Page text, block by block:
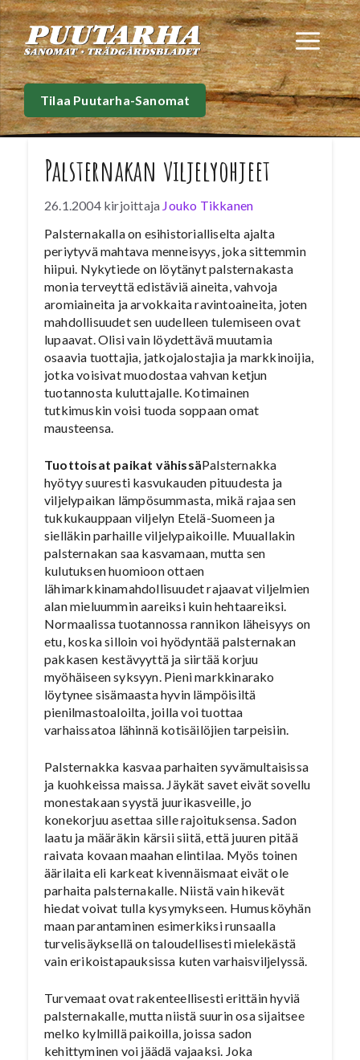
Siirry
sisältöön
Tilaa Puutarha-Sanomat
Palsternakan viljelyohjeet
26.1.2004 kirjoittaja Jouko Tikkanen
Palsternakalla on esihistorialliselta ajalta
periytyvä mahtava menneisyys, joka sittemmin
hiipui. Nykytiede on löytänyt palsternakasta
monia terveyttä edistäviä aineita, vahvoja
aromiaineita ja arvokkaita ravintoaineita, joten
mahdollisuudet sen uudelleen tulemiseen ovat
lupaavat. Olisi vain löydettävä muutamia
osaavia tuottajia, jatkojalostajia ja markkinoijia,
jotka voisivat muodostaa vahvan ketjun
tuotannosta kuluttajalle. Kotimainen
tutkimuskin voisi tuoda soppaan omat
mausteensa.
Tuottoisat paikat vähissäPalsternakka
hyötyy suuresti kasvukauden pituudesta ja
viljelypaikan lämpösummasta, mikä rajaa sen
tukkukauppaan viljelyn Etelä-Suomeen ja
sielläkin parhaille viljelypaikoille. Muuallakin
palsternakan saa kasvamaan, mutta sen
kulutuksen huomioon ottaen
lähimarkkinamahdollisuudet rajaavat viljelmien
alan mieluummin aareiksi kuin hehtaareiksi.
Normaalissa tuotannossa rannikon läheisyys on
etu, koska silloin voi hyödyntää palsternakan
pakkasen kestävyyttä ja siirtää korjuu
myöhäiseen syksyyn. Pieni markkinarako
löytynee sisämaasta hyvin lämpöisiltä
pienilmastoaloilta, joilla voi tuottaa
varhaissatoa lähinnä kotisäilöjien tarpeisiin.
Palsternakka kasvaa parhaiten syvämultaisissa
ja kuohkeissa maissa. Jäykät savet eivät sovellu
monestakaan syystä juurikasveille, jo
konekorjuu asettaa sille rajoituksensa. Sadon
laatu ja määräkin kärsii siitä, että juuren pitää
raivata kovaan maahan elintilaa. Myös toinen
äärilaita eli karkeat kivennäismaat eivät ole
parhaita palsternakalle. Niistä vain hikevät
hiedat voivat tulla kysymykseen. Humusköyhän
maan parantaminen esimerkiksi runsaalla
turvelisäyksellä on taloudellisesti mielekästä
vain erikoistapauksissa kuten varhaisviljelyssä.
Turvemaat ovat rakenteellisesti erittäin hyviä
palsternakalle, mutta niistä suurin osa sijaitsee
melko kylmillä paikoilla, joissa sadon
kehittyminen voi jäädä vajaaksi. Joka